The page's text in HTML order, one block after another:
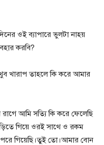
ওই ব্যাপারে ভুলটা নাহয়
করবি?
খারাপ তাহলে কি করে আমার
আমি সত্যি কি করে ফেলেছি
গিয়ে ওরই সাথে ও রকম
গিয়েছি।তুই তো।আমার বোন